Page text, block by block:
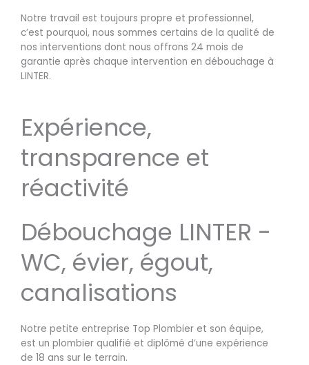
Notre travail est toujours propre et professionnel,
c’est pourquoi, nous sommes certains de la qualité de
nos interventions dont nous offrons 24 mois de
garantie après chaque intervention en débouchage à
LINTER.
Expérience,
transparence et
réactivité
Débouchage LINTER -
WC, évier, égout,
canalisations
Notre petite entreprise Top Plombier et son équipe,
est un plombier qualifié et diplômé d’une expérience
de 18 ans sur le terrain.